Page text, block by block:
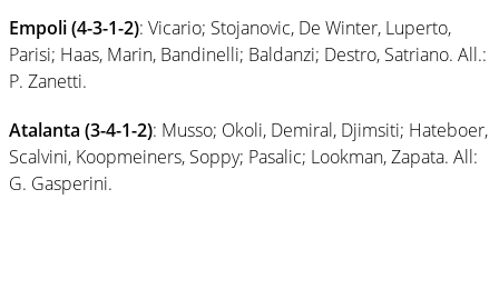
Empoli (4-3-1-2): Vicario; Stojanovic, De Winter, Luperto,
Parisi; Haas, Marin, Bandinelli; Baldanzi; Destro, Satriano. All.:
P. Zanetti.
Atalanta (3-4-1-2): Musso; Okoli, Demiral, Djimsiti; Hateboer,
Scalvini, Koopmeiners, Soppy; Pasalic; Lookman, Zapata. All:
G. Gasperini.